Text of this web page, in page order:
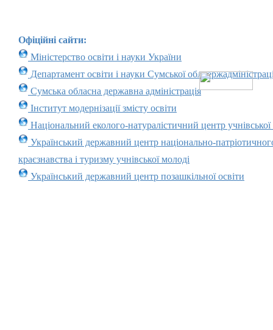
Офіційні сайти:
Міністерство освіти і науки України
Департамент освіти і науки Сумської
Сумська обласна державна адміністрація
Інститут модернізації змісту освіти
Національний еколого-натуралістичний центр учнівської
Український державний центр національно-
краєзнавства і туризму учнівської молоді
Український державний центр позашкільної освіти